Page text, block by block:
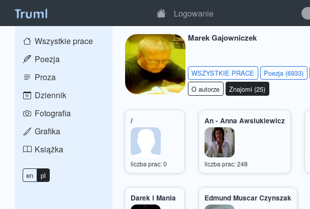
Logowanie
Wszystkie prace
Poezja
Proza
Dziennik
Fotografia
Grafika
Książka
en pl
Marek Gajowniczek
WSZYSTKIE PRACE Poezja (6933)
O autorze
Znajomi (25)
/
liczba prac: 0
An - Anna Awsiukiewicz
liczba prac: 248
Darek i Mania Edmund Muscar Czynszak